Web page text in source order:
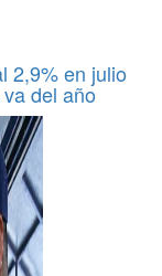
2,9% en julio
del año